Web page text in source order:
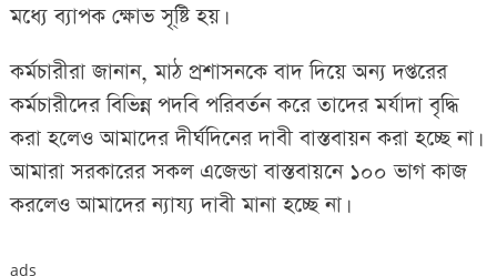
মধ্যে ব্যাপক ক্ষোভ সৃ্ষ্টি হয়।
কর্মচারীরা জানান, মাঠ প্রশাসনকে বাদ দিয়ে অন্য দপ্তরের
কর্মচারীদের বিভিন্ন পদবি পরিবর্তন করে তাদের মর্যাদা বৃদ্ধি
করা হলেও আমাদের দীর্ঘদিনের দাবী বাস্তবায়ন করা হচ্ছে না।
আমারা সরকারের সকল এজেন্ডা বাস্তবায়নে ১০০ ভাগ কাজ
করলেও আমাদের ন্যায্য দাবী মানা হচ্ছে না।
ads